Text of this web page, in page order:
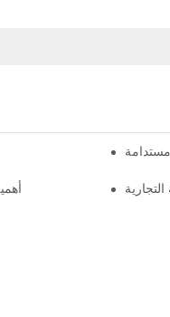
لماذا تُعدّ الصناديق